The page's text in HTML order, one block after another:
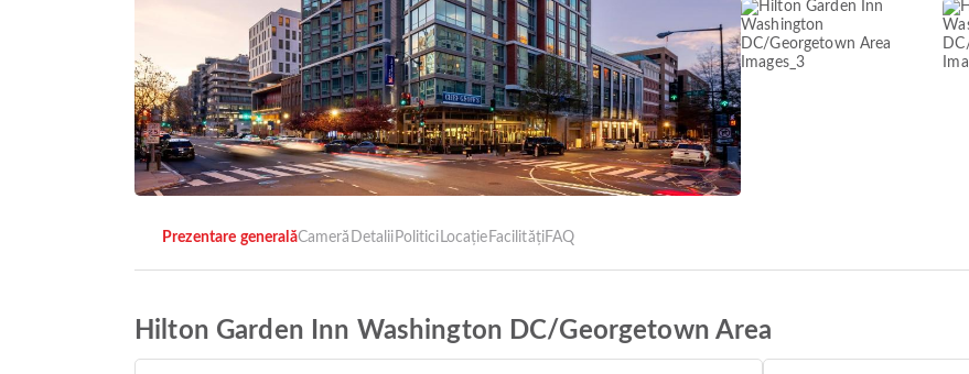
Prezentare generalăCameră Detalii Politici Locație FacilitățiFAQ
Hilton Garden Inn Washington DC/Georgetown Area